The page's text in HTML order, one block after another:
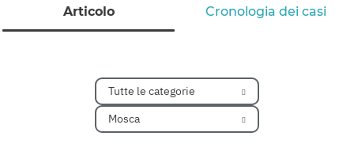
Articolo Cronologia dei casi
Tutte le categorie
Mosca